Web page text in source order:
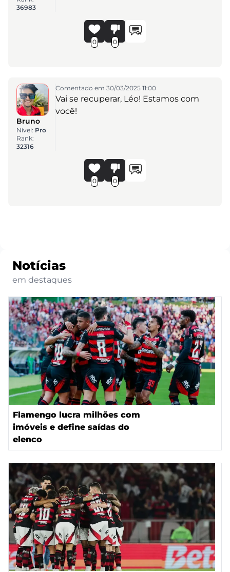
36983
0 0
Bruno
Nível: Pro
Rank:
32316
Comentado em 30/03/2025 11:00
Vai se recuperar, Léo! Estamos com
você!
0 0
Notícias
em destaques
Flamengo lucra milhões com
imóveis e define saídas do
elenco